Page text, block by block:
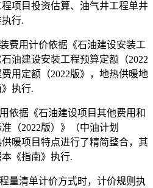
程项目投资估算、油气井工程单井
行.
费用计价依据《石油建设安装工
油建设安装工程预算定额（2022
用定额（2022版》，地热供暖地
执行.
依据《石油建设项目其他费用和
（2022版）》（中油计划
供暖项目特点进行了精简整合，其
《指南》执行.
量清单计价方式时，计价规则执